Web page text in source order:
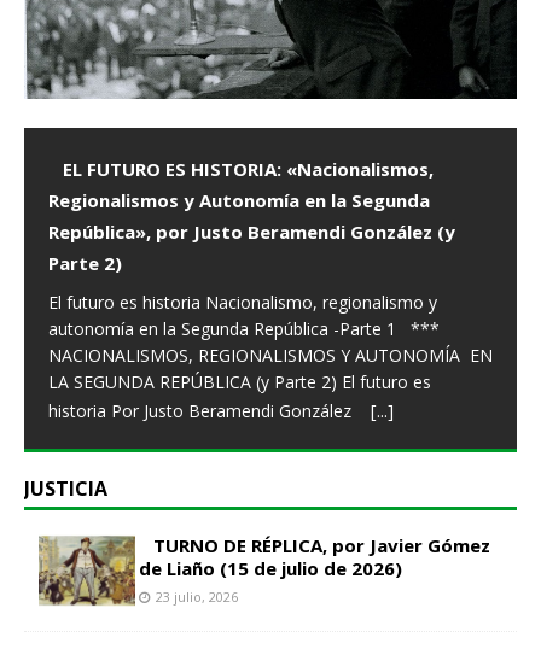
EL FUTURO ES HISTORIA: «Nacionalismos,
Regionalismos y Autonomía en la Segunda
República», por Justo Beramendi González (y
Parte 2)
El futuro es historia Nacionalismo, regionalismo y
autonomía en la Segunda República -Parte 1 ***
NACIONALISMOS, REGIONALISMOS Y AUTONOMÍA EN
LA SEGUNDA REPÚBLICA (y Parte 2) El futuro es
historia Por Justo Beramendi González
[...]
JUSTICIA
TURNO DE RÉPLICA, por Javier Gómez
de Liaño (15 de julio de 2026)
23 julio, 2026